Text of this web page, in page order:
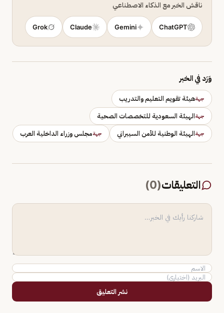
ناقش الخبر مع الذكاء الاصطناعي
ChatGPT
Gemini
Claude
Grok
وَرَد في الخبر
جهةهيئة تقويم التعليم والتدريب
جهةالهيئة السعودية للتخصصات الصحية
جهةالهيئة الوطنية للأمن السيبراني جهةمجلس وزراء الداخلية العرب
التعليقات(
0
)
نشر التعليق